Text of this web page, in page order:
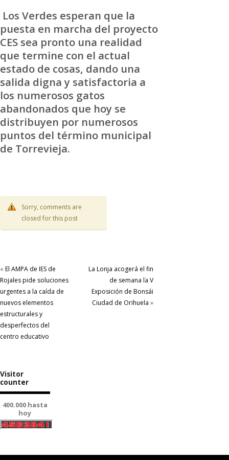
Los Verdes esperan que la
puesta en marcha del proyecto
CES sea pronto una realidad
que termine con el actual
estado de cosas, dando una
salida digna y satisfactoria a
los numerosos gatos
abandonados que hoy se
distribuyen por numerosos
puntos del término municipal
de Torrevieja.
Sorry, comments are
closed for this post
« El AMPA de IES de
Rojales pide soluciones
urgentes a la caída de
nuevos elementos
estructurales y
desperfectos del
centro educativo
La Lonja acogerá el fin
de semana la V
Exposición de Bonsái
Ciudad de Orihuela »
Visitor
counter
400.000 hasta
hoy